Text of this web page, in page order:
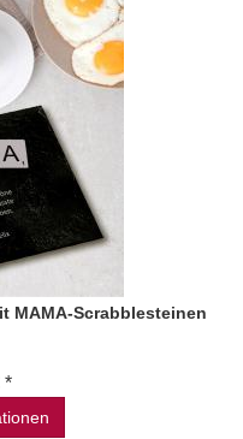
MAMA-Scrabblesteinen
*